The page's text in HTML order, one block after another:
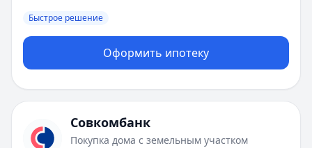
Быстрое решение
Оформить ипотеку
Совкомбанк
Покупка дома с земельным участком